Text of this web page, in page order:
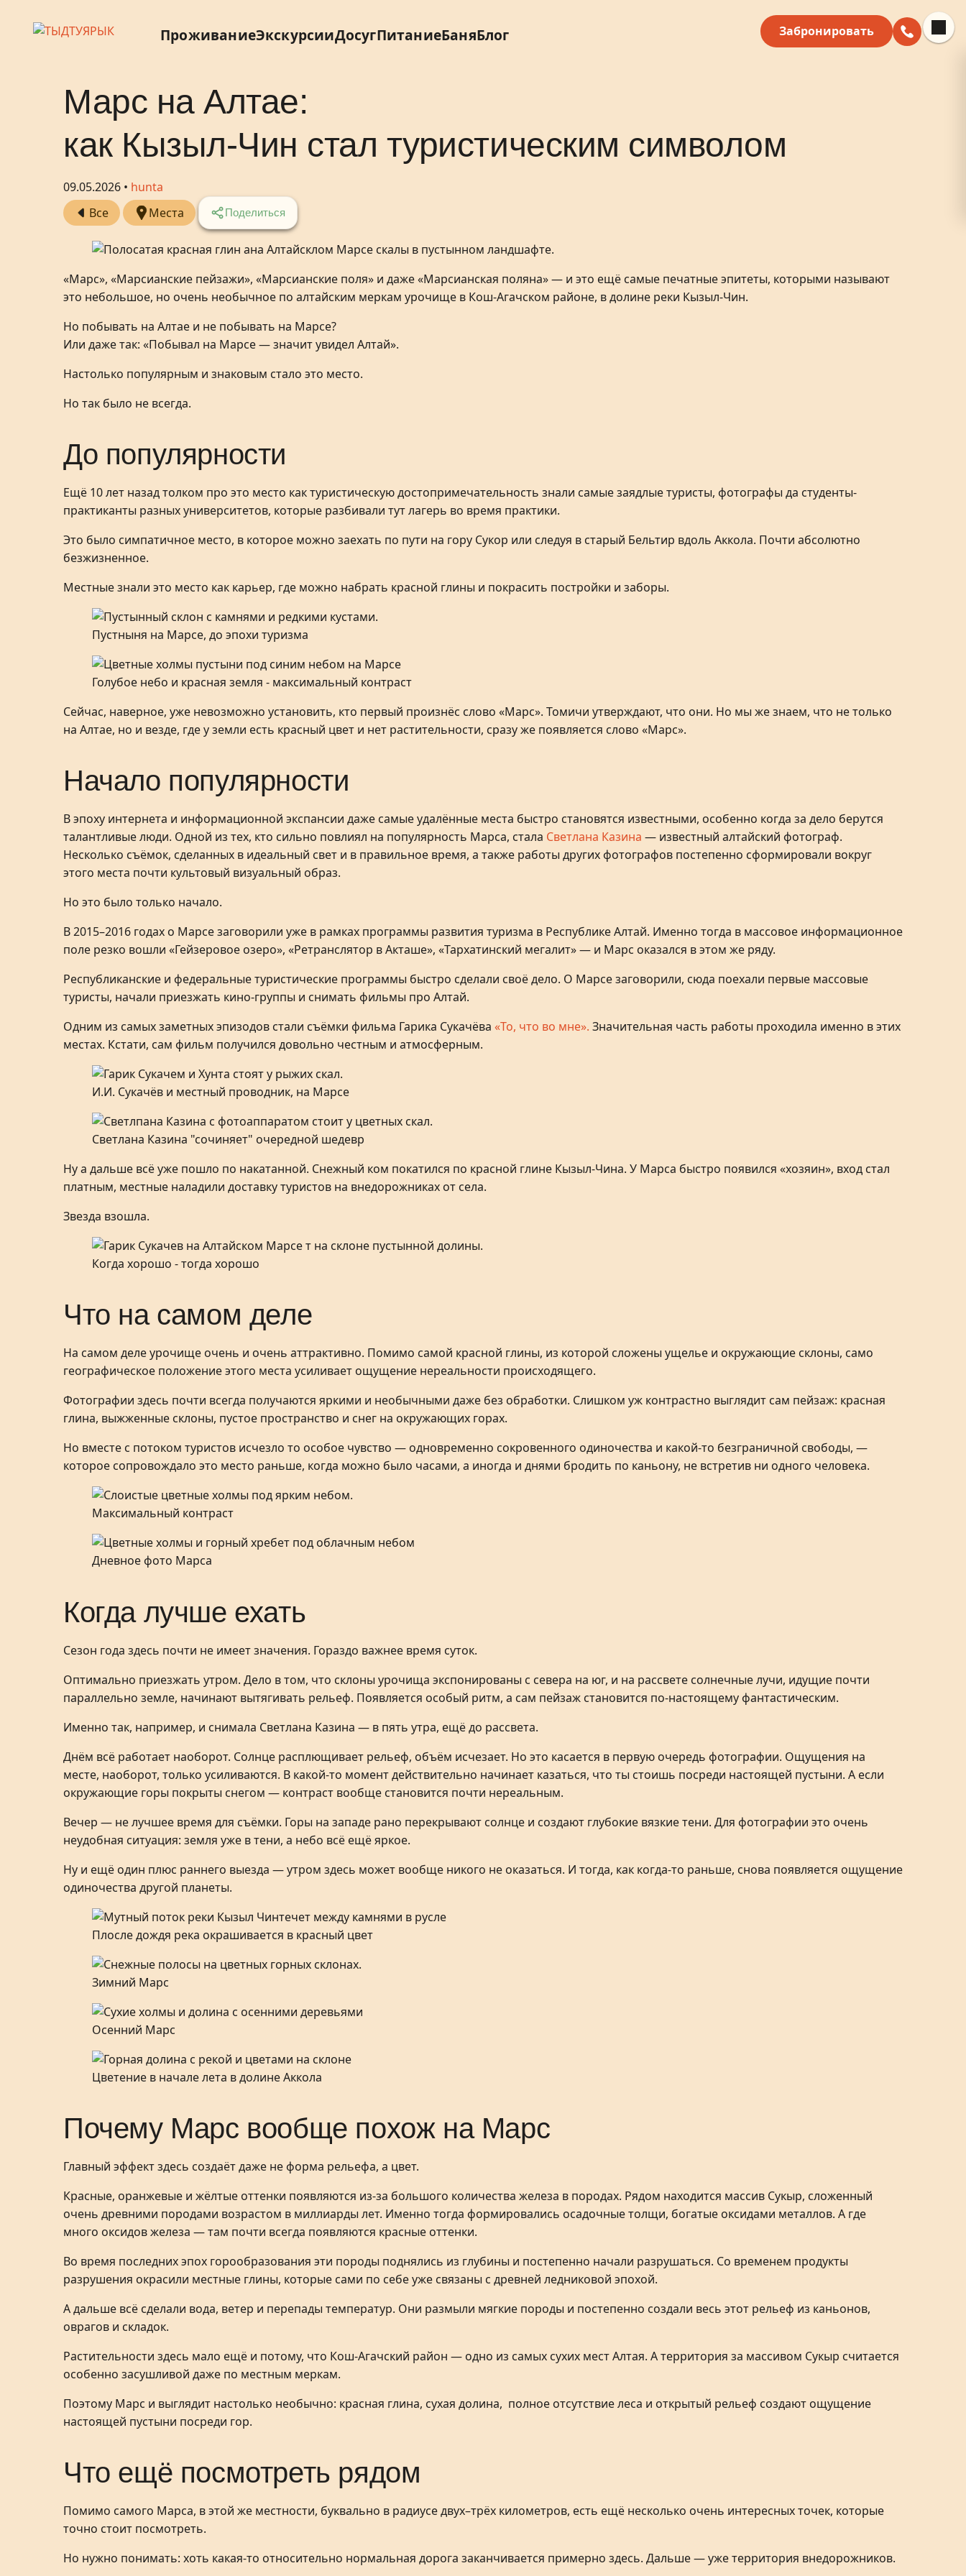
ПроживаниеЭкскурсииДосугПитаниеБаняБлог Забронировать
Марс на Алтае:
как Кызыл-Чин стал туристическим символом
09.05.2026 • hunta
Все
Места Поделиться
«Марс», «Марсианские пейзажи», «Марсианские поля» и даже «Марсианская поляна» — и это ещё самые печатные эпитеты, которыми называют
это небольшое, но очень необычное по алтайским меркам урочище в Кош-Агачском районе, в долине реки Кызыл-Чин.
Но побывать на Алтае и не побывать на Марсе?
Или даже так: «Побывал на Марсе — значит увидел Алтай».
Настолько популярным и знаковым стало это место.
Но так было не всегда.
До популярности
Ещё 10 лет назад толком про это место как туристическую достопримечательность знали самые заядлые туристы, фотографы да студенты-
практиканты разных университетов, которые разбивали тут лагерь во время практики.
Это было симпатичное место, в которое можно заехать по пути на гору Сукор или следуя в старый Бельтир вдоль Аккола. Почти абсолютно
безжизненное.
Местные знали это место как карьер, где можно набрать красной глины и покрасить постройки и заборы.
Пустныня на Марсе, до эпохи туризма
Голубое небо и красная земля - максимальный контраст
Сейчас, наверное, уже невозможно установить, кто первый произнёс слово «Марс». Томичи утверждают, что они. Но мы же знаем, что не только
на Алтае, но и везде, где у земли есть красный цвет и нет растительности, сразу же появляется слово «Марс».
Начало популярности
В эпоху интернета и информационной экспансии даже самые удалённые места быстро становятся известными, особенно когда за дело берутся
талантливые люди. Одной из тех, кто сильно повлиял на популярность Марса, стала Светлана Казина — известный алтайский фотограф.
Несколько съёмок, сделанных в идеальный свет и в правильное время, а также работы других фотографов постепенно сформировали вокруг
этого места почти культовый визуальный образ.
Но это было только начало.
В 2015–2016 годах о Марсе заговорили уже в рамках программы развития туризма в Республике Алтай. Именно тогда в массовое информационное
поле резко вошли «Гейзеровое озеро», «Ретранслятор в Акташе», «Тархатинский мегалит» — и Марс оказался в этом же ряду.
Республиканские и федеральные туристические программы быстро сделали своё дело. О Марсе заговорили, сюда поехали первые массовые
туристы, начали приезжать кино-группы и снимать фильмы про Алтай.
Одним из самых заметных эпизодов стали съёмки фильма Гарика Сукачёва «То, что во мне». Значительная часть работы проходила именно в этих
местах. Кстати, сам фильм получился довольно честным и атмосферным.
И.И. Сукачёв и местный проводник, на Марсе
Светлана Казина "сочиняет" очередной шедевр
Ну а дальше всё уже пошло по накатанной. Снежный ком покатился по красной глине Кызыл-Чина. У Марса быстро появился «хозяин», вход стал
платным, местные наладили доставку туристов на внедорожниках от села.
Звезда взошла.
Когда хорошо - тогда хорошо
Что на самом деле
На самом деле урочище очень и очень аттрактивно. Помимо самой красной глины, из которой сложены ущелье и окружающие склоны, само
географическое положение этого места усиливает ощущение нереальности происходящего.
Фотографии здесь почти всегда получаются яркими и необычными даже без обработки. Слишком уж контрастно выглядит сам пейзаж: красная
глина, выжженные склоны, пустое пространство и снег на окружающих горах.
Но вместе с потоком туристов исчезло то особое чувство — одновременно сокровенного одиночества и какой-то безграничной свободы, —
которое сопровождало это место раньше, когда можно было часами, а иногда и днями бродить по каньону, не встретив ни одного человека.
Максимальный контраст
Дневное фото Марса
Когда лучше ехать
Сезон года здесь почти не имеет значения. Гораздо важнее время суток.
Оптимально приезжать утром. Дело в том, что склоны урочища экспонированы с севера на юг, и на рассвете солнечные лучи, идущие почти
параллельно земле, начинают вытягивать рельеф. Появляется особый ритм, а сам пейзаж становится по-настоящему фантастическим.
Именно так, например, и снимала Светлана Казина — в пять утра, ещё до рассвета.
Днём всё работает наоборот. Солнце расплющивает рельеф, объём исчезает. Но это касается в первую очередь фотографии. Ощущения на
месте, наоборот, только усиливаются. В какой-то момент действительно начинает казаться, что ты стоишь посреди настоящей пустыни. А если
окружающие горы покрыты снегом — контраст вообще становится почти нереальным.
Вечер — не лучшее время для съёмки. Горы на западе рано перекрывают солнце и создают глубокие вязкие тени. Для фотографии это очень
неудобная ситуация: земля уже в тени, а небо всё ещё яркое.
Ну и ещё один плюс раннего выезда — утром здесь может вообще никого не оказаться. И тогда, как когда-то раньше, снова появляется ощущение
одиночества другой планеты.
Плосле дождя река окрашивается в красный цвет
Зимний Марс
Осенний Марс
Цветение в начале лета в долине Аккола
Почему Марс вообще похож на Марс
Главный эффект здесь создаёт даже не форма рельефа, а цвет.
Красные, оранжевые и жёлтые оттенки появляются из-за большого количества железа в породах. Рядом находится массив Сукыр, сложенный
очень древними породами возрастом в миллиарды лет. Именно тогда формировались осадочные толщи, богатые оксидами металлов. А где
много оксидов железа — там почти всегда появляются красные оттенки.
Во время последних эпох горообразования эти породы поднялись из глубины и постепенно начали разрушаться. Со временем продукты
разрушения окрасили местные глины, которые сами по себе уже связаны с древней ледниковой эпохой.
А дальше всё сделали вода, ветер и перепады температур. Они размыли мягкие породы и постепенно создали весь этот рельеф из каньонов,
оврагов и складок.
Растительности здесь мало ещё и потому, что Кош-Агачский район — одно из самых сухих мест Алтая. А территория за массивом Сукыр считается
особенно засушливой даже по местным меркам.
Поэтому Марс и выглядит настолько необычно: красная глина, сухая долина, полное отсутствие леса и открытый рельеф создают ощущение
настоящей пустыни посреди гор.
Что ещё посмотреть рядом
Помимо самого Марса, в этой же местности, буквально в радиусе двух–трёх километров, есть ещё несколько очень интересных точек, которые
точно стоит посмотреть.
Но нужно понимать: хоть какая-то относительно нормальная дорога заканчивается примерно здесь. Дальше — уже территория внедорожников.